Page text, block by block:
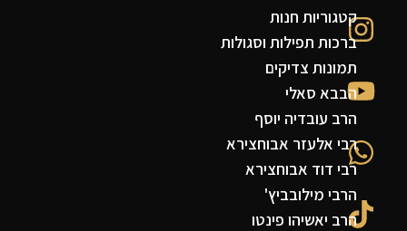
קטגוריות חנות
ברכות תפילות וסגולות
תמונות צדיקים
הבבא סאלי
הרב עובדיה יוסף
רבי אלעזר אבוחצירא
רבי דוד אבוחצירא
הרבי מילובביץ'
הרב יאשיהו פינטו